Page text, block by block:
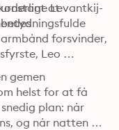
at
Levantkij-
forsvinder,
Leo
gemen
helst for at få
plan: når
og når natten er